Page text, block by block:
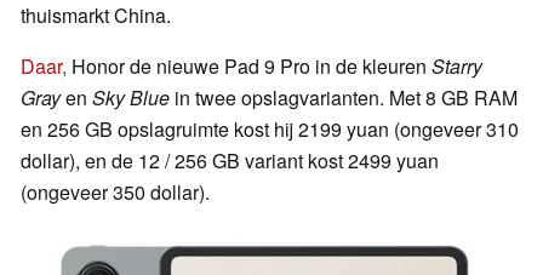
thuismarkt China.
Daar, Honor de nieuwe Pad 9 Pro in de kleuren Starry
Grayen Sky Blue in twee opslagvarianten. Met 8 GB RAM
en 256 GB opslagruimte kost hij 2199 yuan (ongeveer 310
dollar), en de 12 / 256 GB variant kost 2499 yuan
(ongeveer 350 dollar).